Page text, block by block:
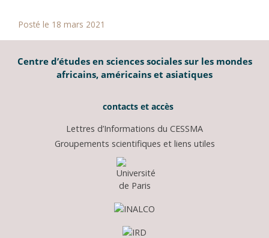
Posté le 18 mars 2021
Centre d’études en sciences sociales sur les mondes
africains, américains et asiatiques
contacts et accès
Lettres d’Informations du CESSMA
Groupements scientifiques et liens utiles